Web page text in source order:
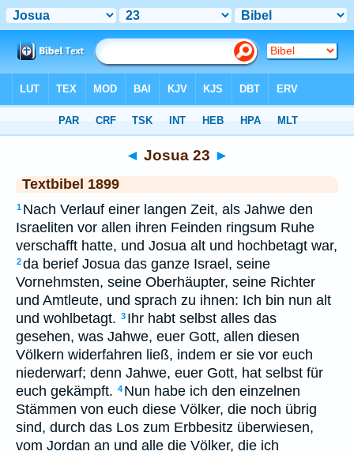
◄ Josua 23 ►
Textbibel 1899
1 Nach Verlauf einer langen Zeit, als Jahwe den
Israeliten vor allen ihren Feinden ringsum Ruhe
verschafft hatte, und Josua alt und hochbetagt war,
2da berief Josua das ganze Israel, seine
Vornehmsten, seine Oberhäupter, seine Richter
und Amtleute, und sprach zu ihnen: Ich bin nun alt
und wohlbetagt. 3 Ihr habt selbst alles das
gesehen, was Jahwe, euer Gott, allen diesen
Völkern widerfahren ließ, indem er sie vor euch
niederwarf; denn Jahwe, euer Gott, hat selbst für
euch gekämpft. 4 Nun habe ich den einzelnen
Stämmen von euch diese Völker, die noch übrig
sind, durch das Los zum Erbbesitz überwiesen,
vom Jordan an und alle die Völker, die ich